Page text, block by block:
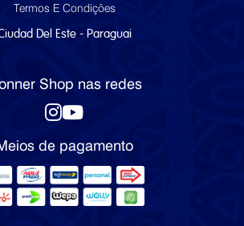
Termos E Condições
Del Este - Paraguai
Shop nas redes
de pagamento